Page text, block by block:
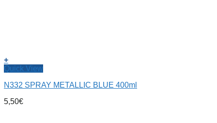
+
Quick View
N332 SPRAY METALLIC BLUE 400ml
5,50€